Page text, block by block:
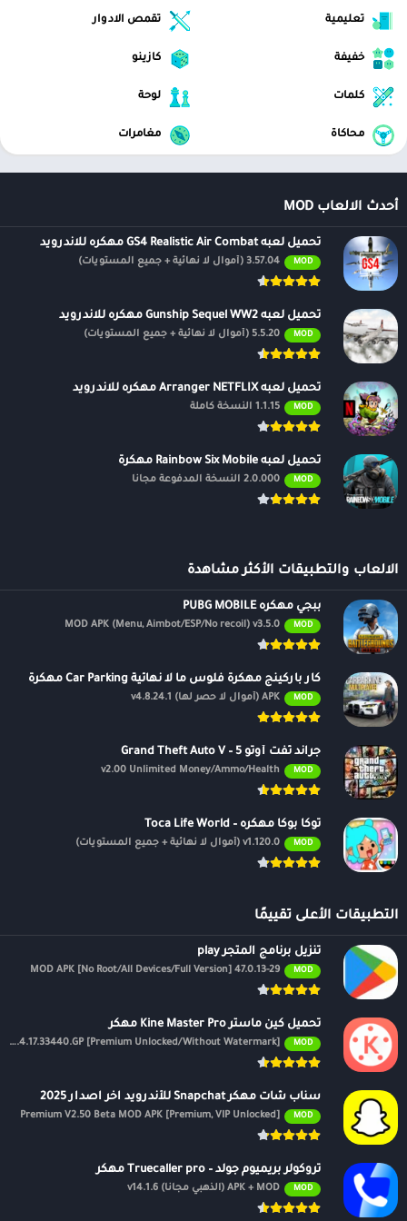
الان عبر موقعنا PlaYalandroiD متجر بلاي ، android store يمكنكم
العاب مهكرة
، تطبيقات اندرويد بريميوم ، مجاناً يتم مراجعة الألعاب
والبرامج وتحديثات مستمرة اول بأول.
تعليمية تقمص الادوار
خفيفة كازينو
كلمات لوحة
محاكاة مغامرات
أحدث الالعاب MOD
تحميل لعبه GS4 Realistic Air Combat مهكره للاندرويد
MOD 3.57.04 (أموال لا نهائية + جميع المستويات)
تحميل لعبه Gunship Sequel WW2 مهكره للاندرويد
MOD 5.5.20 (أموال لا نهائية + جميع المستويات)
تحميل لعبه Arranger NETFLIX مهكره للاندرويد
MOD 1.1.15 النسخة كاملة
تحميل لعبه Rainbow Six Mobile مهكرة
MOD 2.0.000 النسخة المدفوعة مجانًا
الالعاب والتطبيقات الأكثر مشاهدة
ببجي مهكره PUBG MOBILE
MOD
MOD APK (Menu, Aimbot/ESP/No recoil) v3.5.0
كار باركينج مهكرة فلوس ما لا نهائية Car Parking مهكرة
MOD APK (أموال لا حصر لها) v4.8.24.1
جراند ثفت أوتو 5 – Grand Theft Auto V
MOD
v2.00 Unlimited Money/Ammo/Health
توكا بوكا مهكره – Toca Life World
MOD v1.120.0 (أموال لا نهائية + جميع المستويات)
التطبيقات الأعلى تقييمًا
تنزيل برنامج المتجر play
MOD
47.0.13-29 MOD APK [No Root/All Devices/Full Version]
تحميل كين ماستر Kine Master Pro مهكر
MOD
APK v7.4.17.33440.GP [Premium Unlocked/Without Watermark]
سناب شات مهكر Snapchat للأندرويد اخر اصدار 2025
MOD
Premium V2.50 Beta MOD APK [Premium, VIP Unlocked]
تروكولر بريميوم جولد – Truecaller pro مهكر
MOD APK + MOD (الذهبي مجانًا) v14.1.6